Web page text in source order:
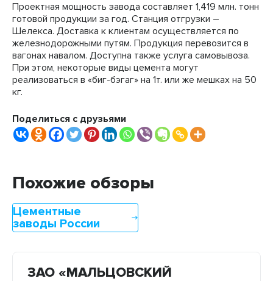
Проектная мощность завода составляет 1,419 млн. тонн
готовой продукции за год. Станция отгрузки –
Шелекса. Доставка к клиентам осуществляется по
железнодорожными путям. Продукция перевозится в
вагонах навалом. Доступна также услуга самовывоза.
При этом, некоторые виды цемента могут
реализоваться в «биг-бэгаг» на 1т. или же мешках на 50
кг.
Поделиться с друзьями
Похожие обзоры
Цементные
заводы России
ЗАО «МАЛЬЦОВСКИЙ